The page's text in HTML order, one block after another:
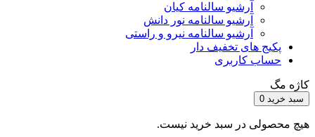
آرشیو سالنامه کیان
آرشیو سالنامه نور دانش
آرشیو سالنامه نیرو و راستی
پکیج های تخفیف دار
حساب کاربری
کاژه مگ
سبد خرید 0
هیچ محصولی در سبد خرید نیست.